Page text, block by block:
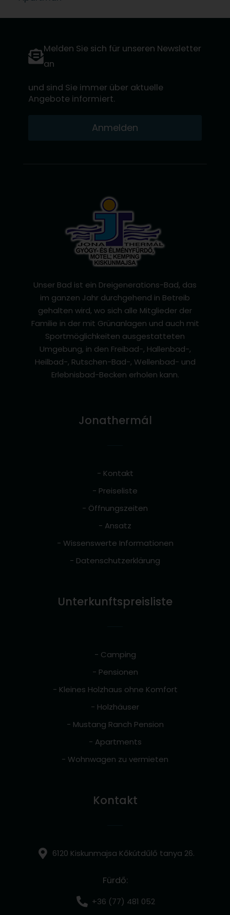
Melden Sie sich für unseren Newsletter
an
und sind Sie immer über aktuelle
Angebote informiert.
Anmelden
Unser Bad ist ein Dreigenerations-Bad, das
im ganzen Jahr durchgehend in Betreib
gehalten wird, wo sich alle Mitglieder der
Familie in der mit Grünanlagen und auch mit
Sportmöglichkeiten ausgestatteten
Umgebung, in den Freibad-, Hallenbad-,
Heilbad-, Rutschen-Bad-, Wellenbad- und
Erlebnisbad-Becken erholen kann.
Jonathermál
- Kontakt
- Preiseliste
- Öffnungszeiten
- Ansatz
- Wissenswerte Informationen
- Datenschutzerklärung
Unterkunftspreisliste
- Camping
- Pensionen
- Kleines Holzhaus ohne Komfort
- Holzhäuser
- Mustang Ranch Pension
- Apartments
- Wohnwagen zu vermieten
Kontakt
6120 Kiskunmajsa Kőkútdűlő tanya 26.
Fürdő:
+36 (77) 481 052